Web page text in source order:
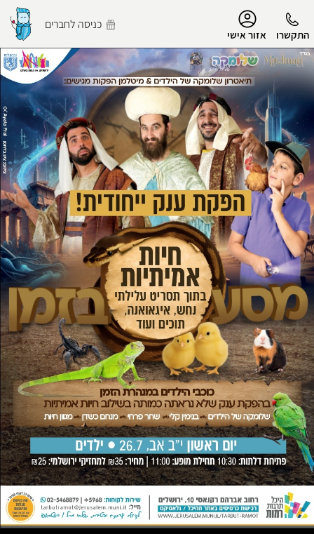
התקשרו אזור אישי
כניסה לחברים
הפרופיל שלי
התנתק